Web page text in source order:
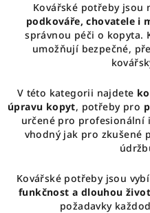
Kovářské potřeby jsou
podkováře, chovatele i
správnou péči o kopyta.
umožňují bezpečné,
V této kategorii najdete
úpravu kopyt, potřeby pro
určené pro profesionální
vhodný jak pro zkušené
Kovářské potřeby jsou
funkčnost a dlouhou
požadavky